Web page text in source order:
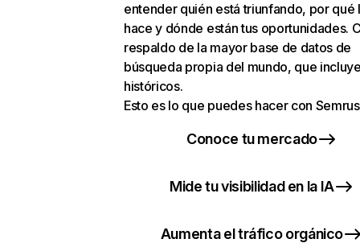
entender quién está triunfando, por qué
hace y dónde están tus oportunidades.
respaldo de la mayor base de datos de
búsqueda propia del mundo, que
históricos.
Esto es lo que puedes hacer con
Conoce tu mercado
Mide tu visibilidad en la IA
Aumenta el tráfico orgánico